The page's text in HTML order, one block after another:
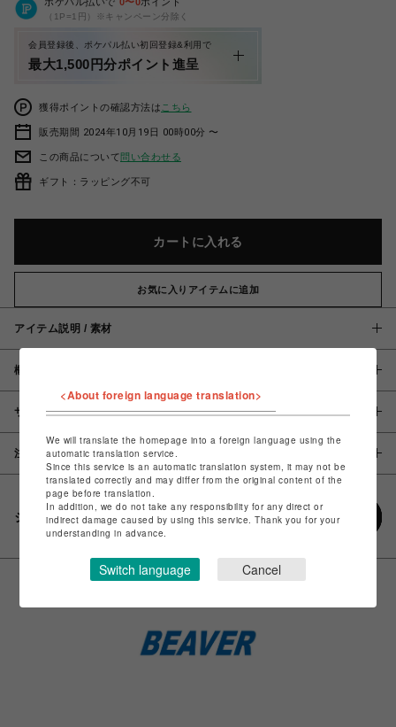
（1P=1円）※キャンペーン分除く
会員登録後、ポケパル払い初回登録&利用で
最大1,500円分ポイント進呈
獲得ポイントの確認方法は こちら
販売期間 2024年10月19日 00時00分 〜
この商品について問い合わせる
ギフト：ラッピング不可
カートに入れる
お気に入りアイテムに追加
アイテム説明 / 素材
概要
サイズ
注意事項
シェアする
<About foreign language translation>
We will translate the homepage into a foreign language using the
automatic translation service.
Since this service is an automatic translation system, it may not be
translated correctly and may differ from the original content of the
page before translation.
In addition, we do not take any responsibility for any direct or
indirect damage caused by using this service. Thank you for your
understanding in advance.
Switch language Cancel